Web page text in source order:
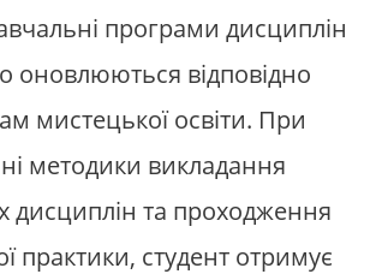
програми дисциплін
оновлюються відповідно
мистецької освіти. При
методики викладання
дисциплін та проходження
практики, студент отримує